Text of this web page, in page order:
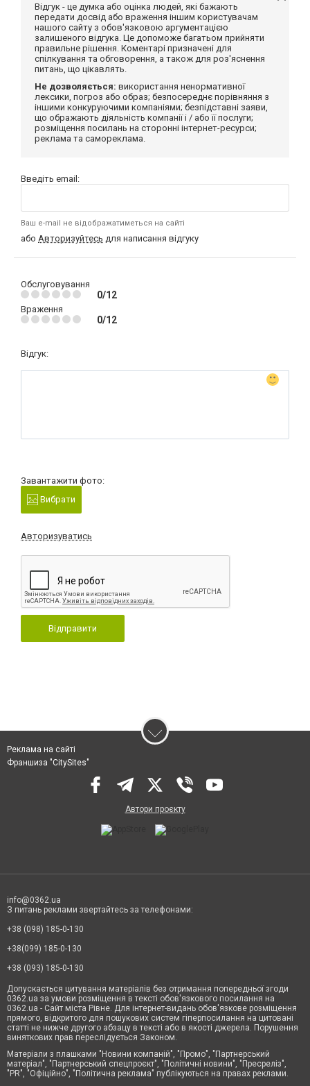
Відгук - це думка або оцінка людей, які бажають
передати досвід або враження іншим користувачам
нашого сайту з обов'язковою аргументацією
залишеного відгука. Це допоможе багатьом прийняти
правильне рішення. Коментарі призначені для
спілкування та обговорення, а також для роз'яснення
питань, що цікавлять.
Не дозволяється: використання ненормативної
лексики, погроз або образ; безпосереднє порівняння з
іншими конкуруючими компаніями; безпідставні заяви,
що ображають діяльність компанії і / або її послуги;
розміщення посилань на сторонні інтернет-ресурси;
реклама та самореклама.
Введіть email:
Ваш e-mail не відображатиметься на сайті
або Авторизуйтесь для написання відгуку
Обслуговування
0/12
Враження
0/12
Відгук:
Завантажити фото:
Вибрати
Авторизуватись
Відправити
Реклама на сайті
Франшиза "CitySites"
Автори проєкту
info@0362.ua
З питань реклами звертайтесь за телефонами:
+38 (098) 185-0-130
+38(099) 185-0-130
+38 (093) 185-0-130
Допускається цитування матеріалів без отримання попередньої згоди
0362.ua за умови розміщення в тексті обов'язкового посилання на
0362.ua - Сайт міста Рівне. Для інтернет-видань обов'язкове розміщення
прямого, відкритого для пошукових систем гіперпосилання на цитовані
статті не нижче другого абзацу в тексті або в якості джерела. Порушення
виняткових прав переслідується Законом.
Матеріали з плашками "Новини компаній", "Промо", "Партнерський
матеріал", "Партнерський спецпроєкт", "Політичні новини", "Пресреліз",
"PR", "Офіційно", "Політична реклама" публікуються на правах реклами.